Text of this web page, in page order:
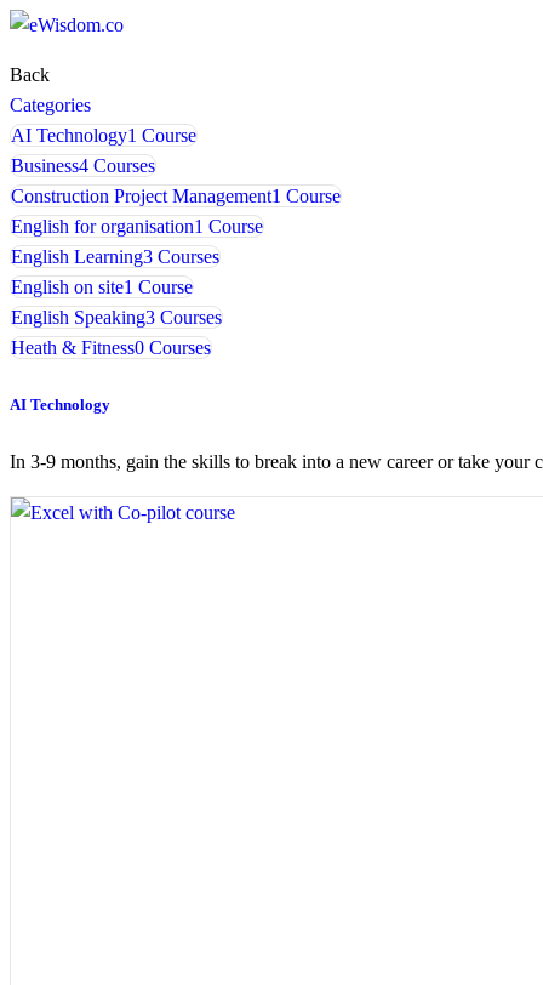
Back
Categories
AI Technology1 Course
Business4 Courses
Construction Project Management1 Course
English for organisation1 Course
English Learning3 Courses
English on site1 Course
English Speaking3 Courses
Heath & Fitness0 Courses
AI Technology
In 3-9 months, gain the skills to break into a new career or take your